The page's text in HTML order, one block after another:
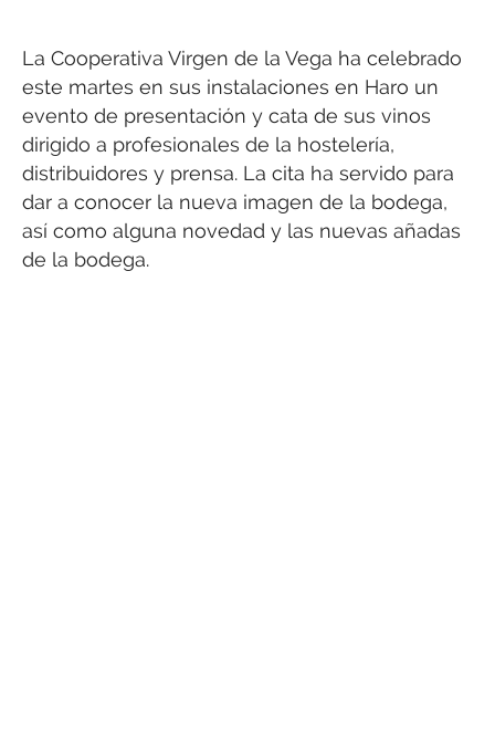
La Cooperativa Virgen de la Vega ha celebrado
este martes en sus instalaciones en Haro un
evento de presentación y cata de sus vinos
dirigido a profesionales de la hostelería,
distribuidores y prensa. La cita ha servido para
dar a conocer la nueva imagen de la bodega,
así como alguna novedad y las nuevas añadas
de la bodega.